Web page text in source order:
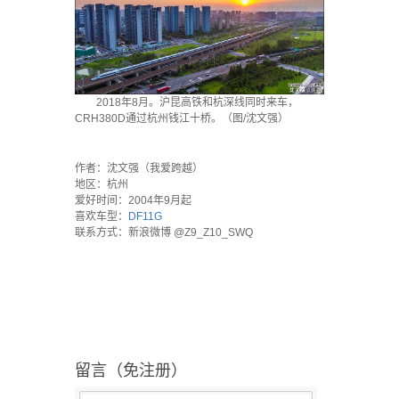
2018年8月。沪昆高铁和杭深线同时来车，
CRH380D通过杭州钱江十桥。（图/沈文强）
作者：沈文强（我爱跨越）
地区：杭州
爱好时间：2004年9月起
喜欢车型：
DF11G
联系方式：新浪微博 @Z9_Z10_SWQ
留言（免注册）